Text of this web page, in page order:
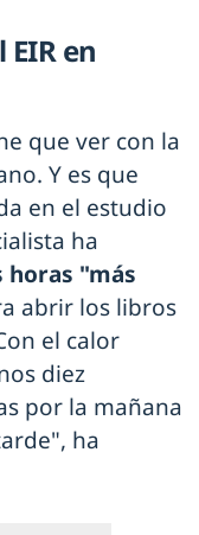
en
que ver con la
Y es que
en el estudio
ha
horas "más
abrir los libros
el calor
diez
por la mañana
ha